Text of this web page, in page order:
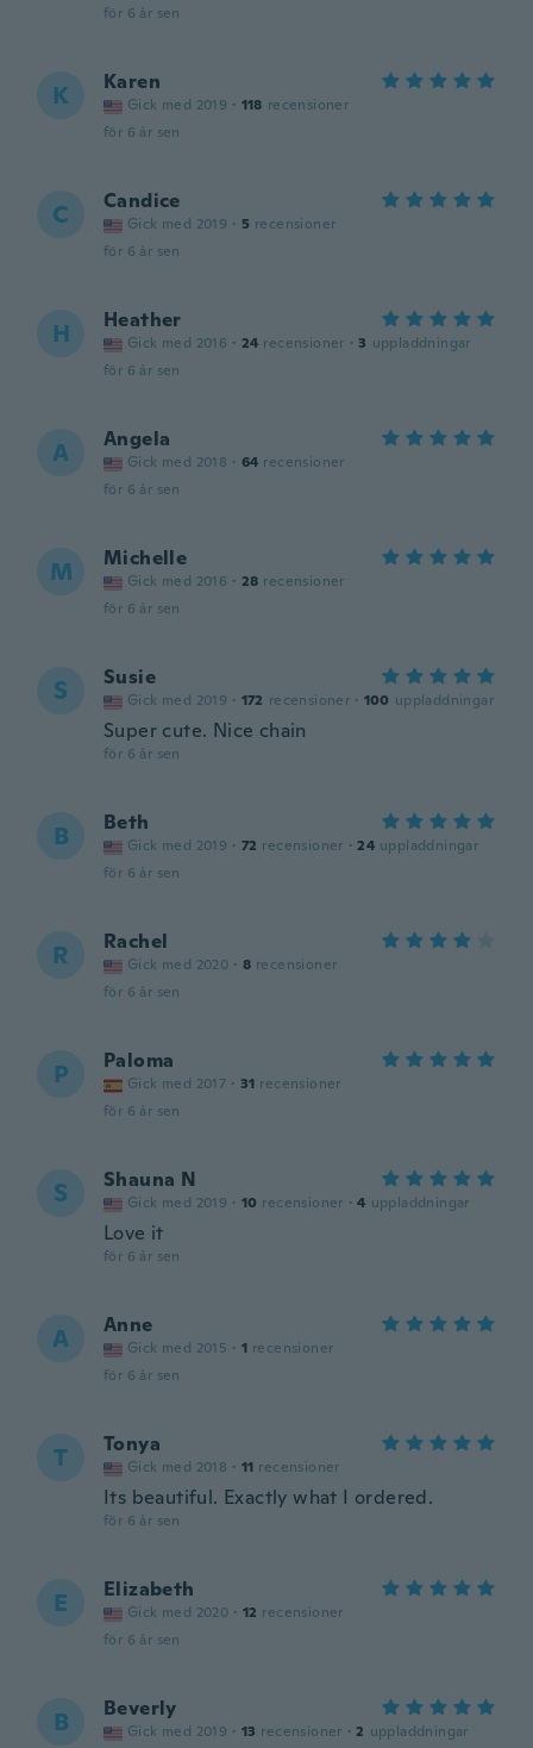
för 6 år sen
K Karen
Gick med 2019 · 118 recensioner
för 6 år sen
C Candice
Gick med 2019 · 5 recensioner
för 6 år sen
H Heather
Gick med 2016 · 24 recensioner · 3 uppladdningar
för 6 år sen
A Angela
Gick med 2018 · 64 recensioner
för 6 år sen
M Michelle
Gick med 2016 · 28 recensioner
för 6 år sen
S Susie
Gick med 2019 · 172 recensioner · 100 uppladdningar
Super cute. Nice chain
för 6 år sen
B Beth
Gick med 2019 · 72 recensioner · 24 uppladdningar
för 6 år sen
R Rachel
Gick med 2020 · 8 recensioner
för 6 år sen
P Paloma
Gick med 2017 · 31 recensioner
för 6 år sen
S Shauna N
Gick med 2019 · 10 recensioner · 4 uppladdningar
Love it
för 6 år sen
A Anne
Gick med 2015 · 1 recensioner
för 6 år sen
T Tonya
Gick med 2018 · 11 recensioner
Its beautiful. Exactly what I ordered.
för 6 år sen
E Elizabeth
Gick med 2020 · 12 recensioner
för 6 år sen
B Beverly
Gick med 2019 · 13 recensioner · 2 uppladdningar